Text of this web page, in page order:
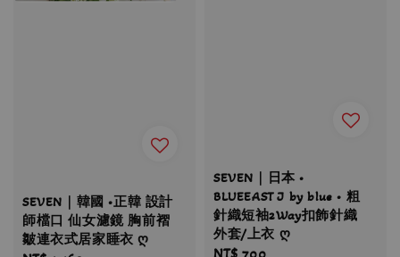
SEVEN｜韓國 •正韓 設計
師檔口 仙女濾鏡 胸前褶
皺連衣式居家睡衣 ღ
SEVEN｜日本 •
BLUEEAST J by blue • 粗
針織短袖2Way扣飾針織
外套/上衣 ღ
Regular
NT$ 700